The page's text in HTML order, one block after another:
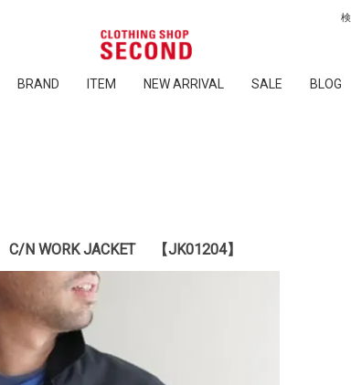
BRAND ITEM NEW ARRIVAL SALE BLOG
N WORK JACKET 【JK01204】